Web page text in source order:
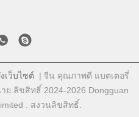
เว็บไซต์ | จีน คุณภาพดี แบตเตอรี่
ย.ลิขสิทธิ์ 2024-2026 Dongguan
. สงวนลิขสิทธิ์.